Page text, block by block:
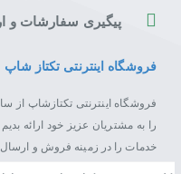
پیگیری سفارشات و ارسال و
فروشگاه اینترنتی تکتاز شاپ
را به مشتریان عزیز خود ارائه
خدمات را در زمینه فروش و ارسال